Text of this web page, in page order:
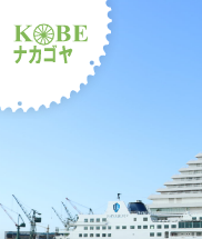
ルショップ